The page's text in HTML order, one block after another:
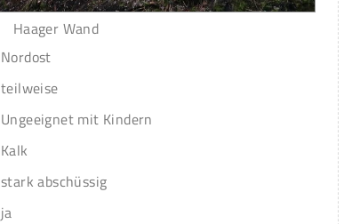
Haager Wand
Nordost
teilweise
Ungeeignet mit Kindern
Kalk
stark abschüssig
ja